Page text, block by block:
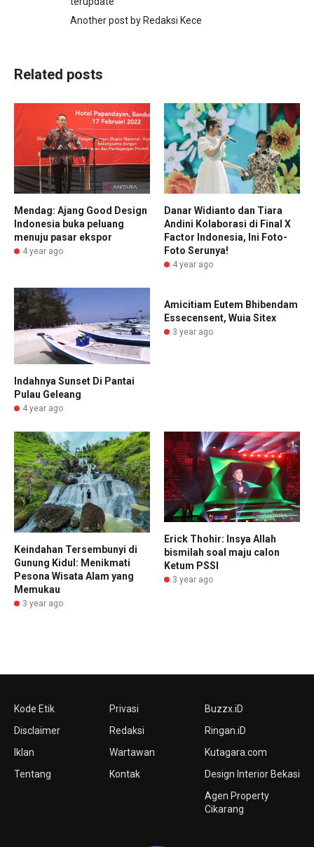
Another post by Redaksi Kece
Related posts
Mendag: Ajang Good Design
Indonesia buka peluang
menuju pasar ekspor
4 year ago
Danar Widianto dan Tiara
Andini Kolaborasi di Final X
Factor Indonesia, Ini Foto-
Foto Serunya!
4 year ago
Indahnya Sunset Di Pantai
Pulau Geleang
4 year ago
Amicitiam Eutem Bhibendam
Essecensent, Wuia Sitex
3 year ago
Keindahan Tersembunyi di
Gunung Kidul: Menikmati
Pesona Wisata Alam yang
Memukau
3 year ago
Erick Thohir: Insya Allah
bismilah soal maju calon
Ketum PSSI
3 year ago
Kode Etik
Disclaimer
Iklan
Tentang
Privasi
Redaksi
Wartawan
Kontak
Buzzx.iD
Ringan.iD
Kutagara.com
Design Interior Bekasi
Agen Property
Cikarang